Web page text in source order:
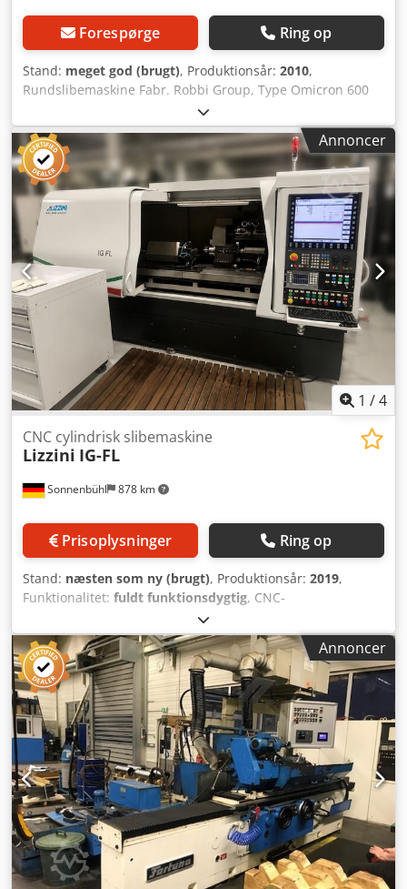
Forespørge Ring op
Stand: meget god (brugt), Produktionsår: 2010,
Rundslibemaskine Fabr. Robbi Group, Type Omicron 600
RT5 Årgang: 2010 Tekniske data Fabrikat: Robbi Group, IT
Type: OMICRON 600 RT5 Byggeår: 2010 Bord Spidsafstand:
600 mm Maksimal slibelængde: 600 mm Svingområde: +9°
/ -5° Spidshøjde over bord: 160 mm Credpfx Aaowhm Rfo
Uef Emnevægt mellem spidser: 120 kg Emnevægt ved
svævende slibning: 40 kg Pinolstock Pinolvandring: 25 mm
Pinoldiameter: 43 mm Indvendig konus: MK 4
Emnespindelstock Omdrejningstal: 0 - 600 Indvendig
konus: MK 4 Spindelboring: 26 mm Slibeskive Diameter:
450 mm Bredde: min. 20 / maks. 50 mm Boring: 127 mm
Udstyr - Manuel eller automatisk cyklus - Automatisk
afretterkompensation - Forenklet forindstilling af slibeskive
og emne Alle oplysninger er uden ansvar. En
demonstration under strøm er til enhver tid mulig i vores
udstillingshal.
Annoncer
1 /4
Sonnenbühl 878 km
CNC cylindrisk slibemaskine
Lizzini IG-FL
Prisoplysninger Ring op
Stand: næsten som ny (brugt), Produktionsår: 2019,
Funktionalitet: fuldt funktionsdygtig, CNC-
rundslibemaskine Lizzini IG-FL Csdpfxozmhumo Aa Usrf
Årgang: 2019 Tilstand: Absolut ny og i perfekt stand
Styring: Siemens-styring 840D sl Udstyr: - 2 udvendige
slibeskiver - 1 indvendig slibeenhed med C-akse og fuldt
styret B-akse Afstand mellem spidser: 1000 mm Afstand
fra spids til centrum: 200 mm
Annoncer